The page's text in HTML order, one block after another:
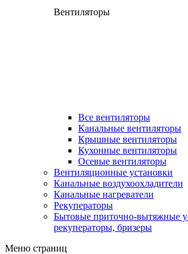
Вентиляторы
Все вентиляторы
Канальные вентиляторы
Крышные вентиляторы
Кухонные вентиляторы
Осевые вентиляторы
Вентиляционные установки
Канальные воздухоохладители
Канальные нагреватели
Рекуператоры
Бытовые приточно-вытяжные
рекуператоры, бризеры
Меню страниц